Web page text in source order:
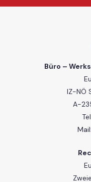
Büro –
IZ-NÖ
A-
Mail: